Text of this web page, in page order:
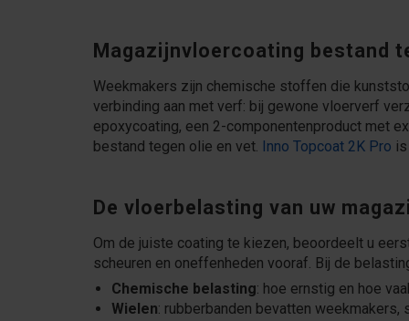
Magazijnvloercoating bestand
Weekmakers zijn chemische stoffen die
verbinding aan met verf: bij gewone vloerverf
epoxycoating, een 2-componentenproduct met
bestand tegen olie en vet. Inno Topcoat 2K Pro
De vloerbelasting van uw
Om de juiste coating te kiezen, beoordeelt u
scheuren en oneffenheden vooraf. Bij de
Chemische belasting: hoe ernstig en hoe
Wielen: rubberbanden bevatten